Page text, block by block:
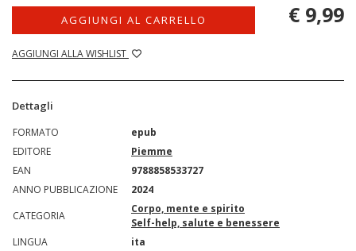
AGGIUNGI AL CARRELLO
AGGIUNGI ALLA WISHLIST
€ 9,99
Dettagli
FORMATO
epub
EDITORE
Piemme
EAN
9788858533727
ANNO PUBBLICAZIONE
2024
CATEGORIA
Corpo, mente e spirito
Self-help, salute e benessere
LINGUA
ita